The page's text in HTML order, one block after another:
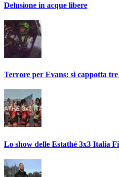
Delusione in acque libere
Terrore per Evans: si cappotta
Lo show delle Estathé 3x3 Italia